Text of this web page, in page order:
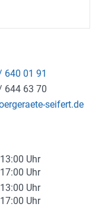
640 01 91
644 63 70
seifert.de
Uhr
Uhr
Uhr
Uhr